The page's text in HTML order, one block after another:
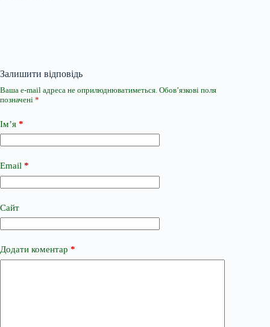
Залишити відповідь
Ваша e-mail адреса не оприлюднюватиметься. Обов’язкові поля
позначені *
Ім’я *
Email *
Сайт
Додати коментар *